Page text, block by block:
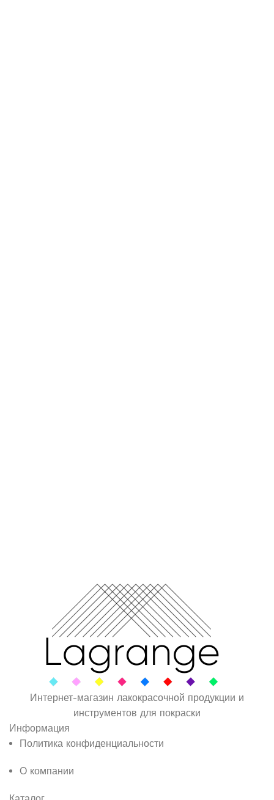
Интернет-магазин лакокрасочной продукции и
инструментов для покраски
Информация
Политика конфиденциальности
О компании